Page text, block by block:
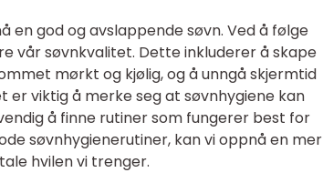
en god og avslappende søvn. Ved å følge
vår søvnkvalitet. Dette inkluderer å skape
mørkt og kjølig, og å unngå skjermtid
viktig å merke seg at søvnhygiene kan
å finne rutiner som fungerer best for
søvnhygienerutiner, kan vi oppnå en mer
hvilen vi trenger.